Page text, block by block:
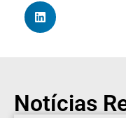
Notícias